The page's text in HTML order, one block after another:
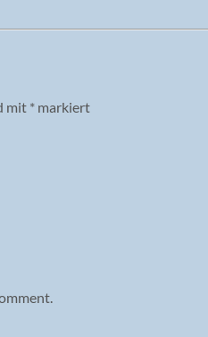
mit * markiert